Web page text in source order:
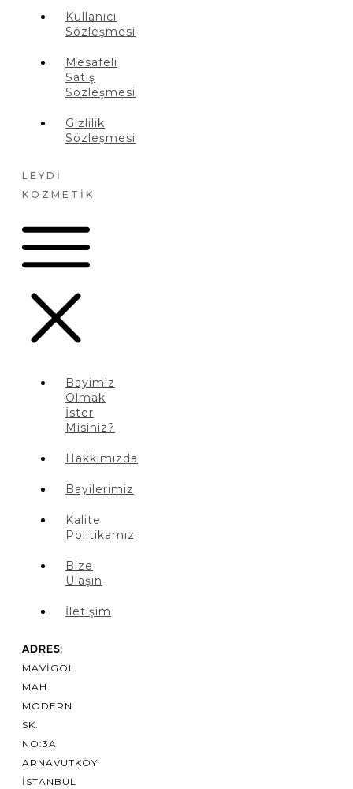
Kullanıcı
Sözleşmesi
Mesafeli
Satış
Sözleşmesi
Gizlilik
Sözleşmesi
LEYDI
KOZMETIK
Bayimiz
Olmak
İster
Misiniz?
Hakkımızda
Bayilerimiz
Kalite
Politikamız
Bize
Ulaşın
İletişim
ADRES:
MAVIGÖL
MAH.
MODERN
SK.
NO:3A
ARNAVUTKÖY
İSTANBUL